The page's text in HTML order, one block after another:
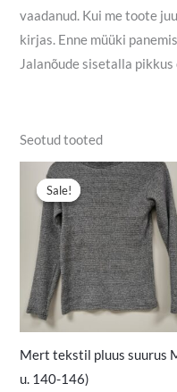
vaadanud. Kui me toote
kirjas. Enne müüki
Jalanõude sisetalla
Seotud tooted
Sale!
Sale!
Mert tekstil pluus suurus
u. 140-146)
Algne
hind
oli:
5,00 €.
Praegune
hind
on:
2,00 €.